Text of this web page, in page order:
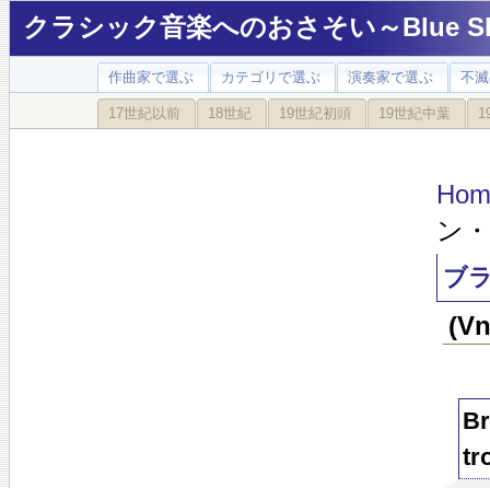
クラシック音楽へのおさそい～Blue
作曲家で選ぶ カテゴリで選ぶ 演奏家で選ぶ 不
17世紀以前 18世紀 19世紀初頭 19世紀中葉
ン
ブ